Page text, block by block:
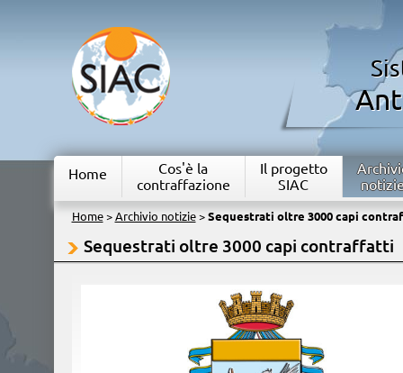
Home
Cos'è la
contraffazione
Il progetto
SIAC
Home> Archivio notizie> Sequestrati oltre 3000 capi
Sequestrati oltre 3000 capi contraffatti